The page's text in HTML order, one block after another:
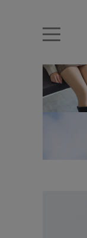
ナイトブラ
カテゴ